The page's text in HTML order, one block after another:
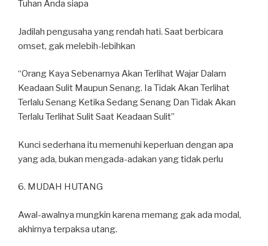
Tuhan Anda siapa
Jadilah pengusaha yang rendah hati. Saat berbicara
omset, gak melebih-lebihkan
“Orang Kaya Sebenarnya Akan Terlihat Wajar Dalam
Keadaan Sulit Maupun Senang. Ia Tidak Akan Terlihat
Terlalu Senang Ketika Sedang Senang Dan Tidak Akan
Terlalu Terlihat Sulit Saat Keadaan Sulit”
Kunci sederhana itu memenuhi keperluan dengan apa
yang ada, bukan mengada-adakan yang tidak perlu
6. MUDAH HUTANG
Awal-awalnya mungkin karena memang gak ada modal,
akhirnya terpaksa utang.